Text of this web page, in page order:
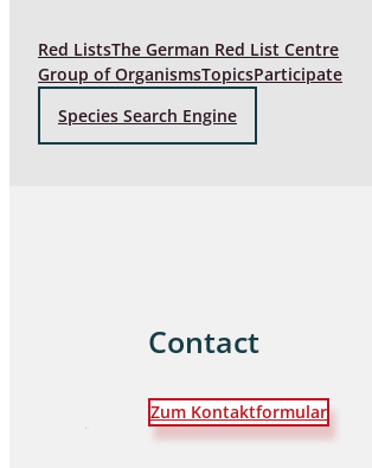
Red ListsThe German Red List Centre
Group of OrganismsTopicsParticipate
Species Search Engine
Contact
Zum Kontaktformular